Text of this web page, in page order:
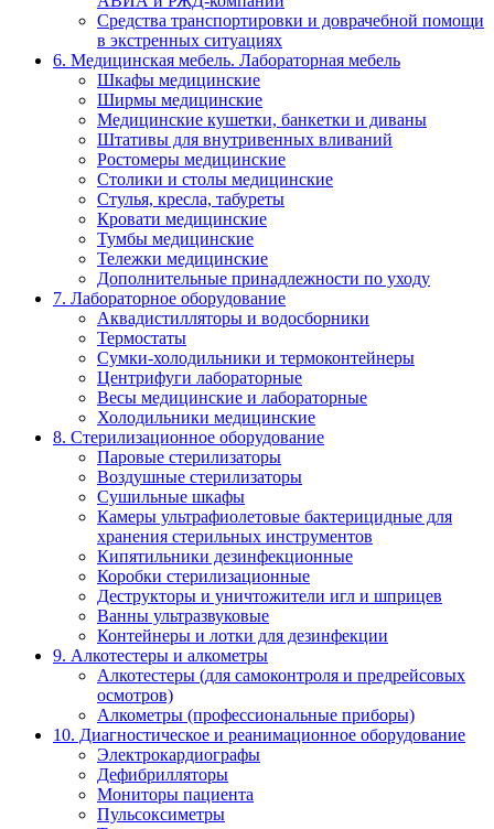
Средства транспортировки и доврачебной помощи
в экстренных ситуациях
6. Медицинская мебель. Лабораторная мебель
Шкафы медицинские
Ширмы медицинские
Медицинские кушетки, банкетки и диваны
Штативы для внутривенных вливаний
Ростомеры медицинские
Столики и столы медицинские
Стулья, кресла, табуреты
Кровати медицинские
Тумбы медицинские
Тележки медицинские
Дополнительные принадлежности по уходу
7. Лабораторное оборудование
Аквадистилляторы и водосборники
Термостаты
Сумки-холодильники и термоконтейнеры
Центрифуги лабораторные
Весы медицинские и лабораторные
Холодильники медицинские
8. Стерилизационное оборудование
Паровые стерилизаторы
Воздушные стерилизаторы
Сушильные шкафы
Камеры ультрафиолетовые бактерицидные для
хранения стерильных инструментов
Кипятильники дезинфекционные
Коробки стерилизационные
Деструкторы и уничтожители игл и шприцев
Ванны ультразвуковые
Контейнеры и лотки для дезинфекции
9. Алкотестеры и алкометры
Алкотестеры (для самоконтроля и предрейсовых
осмотров)
Алкометры (профессиональные приборы)
10. Диагностическое и реанимационное оборудование
Электрокардиографы
Дефибрилляторы
Мониторы пациента
Пульсоксиметры